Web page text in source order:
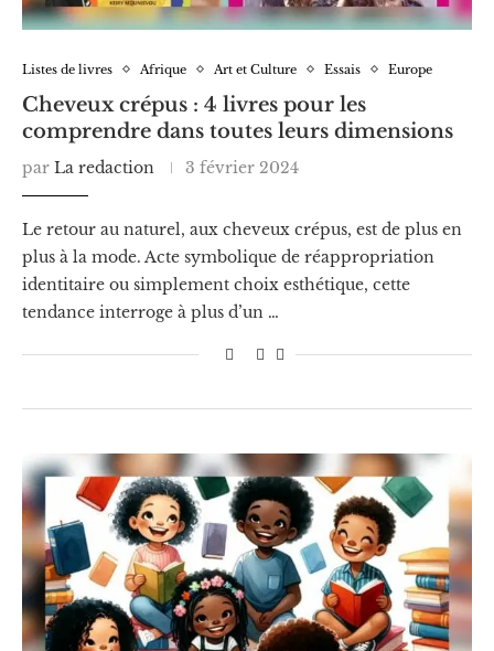
Listes de livres Afrique Art et Culture Essais Europe
Cheveux crépus : 4 livres pour les
comprendre dans toutes leurs dimensions
par La redaction 3 février 2024
Le retour au naturel, aux cheveux crépus, est de plus en
plus à la mode. Acte symbolique de réappropriation
identitaire ou simplement choix esthétique, cette
tendance interroge à plus d’un …